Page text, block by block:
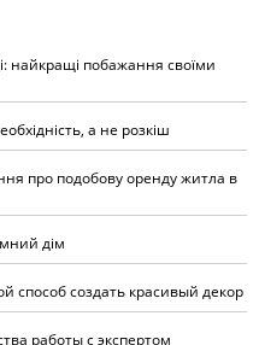
найкращі побажання своїми
а не розкіш
про подобову оренду житла в
дім
способ создать красивый декор
работы с экспертом